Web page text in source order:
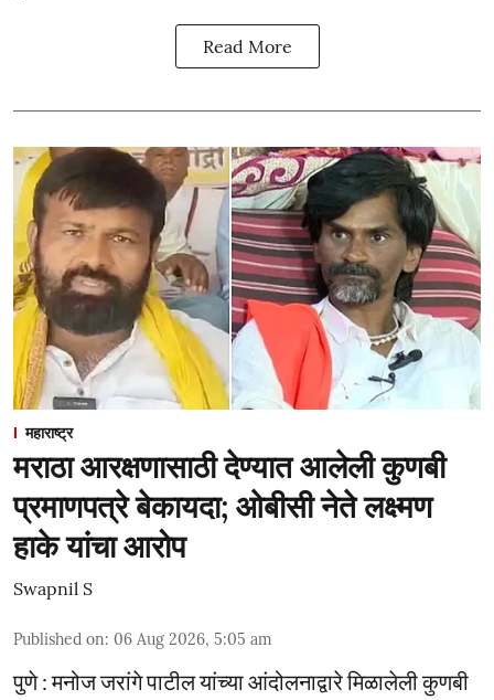
Read More
महाराष्ट्र
मराठा आरक्षणासाठी देण्यात आलेली कुणबी
प्रमाणपत्रे बेकायदा; ओबीसी नेते लक्ष्मण
हाके यांचा आरोप
Swapnil S
Published on: 06 Aug 2026, 5:05 am
पुणे : मनोज जरांगे पाटील यांच्या आंदोलनाद्वारे मिळालेली कुणबी